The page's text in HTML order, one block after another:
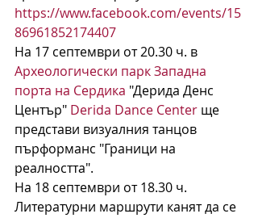
https://www.facebook.com/events/15
86961852174407
На 17 септември от 20.30 ч. в
Археологически парк Западна
порта на Сердика "Дерида Денс
Център" Derida Dance Center ще
представи визуалния танцов
пърформанс "Граници на
реалността".
На 18 септември от 18.30 ч.
Литературни маршрути канят да се